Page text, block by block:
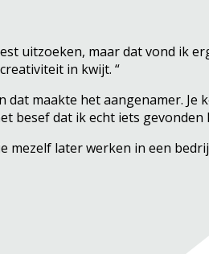
uitzoeken, maar dat vond ik
in kwijt. “
maakte het aangenamer. Je
dat ik echt iets gevonden
mezelf later werken in een